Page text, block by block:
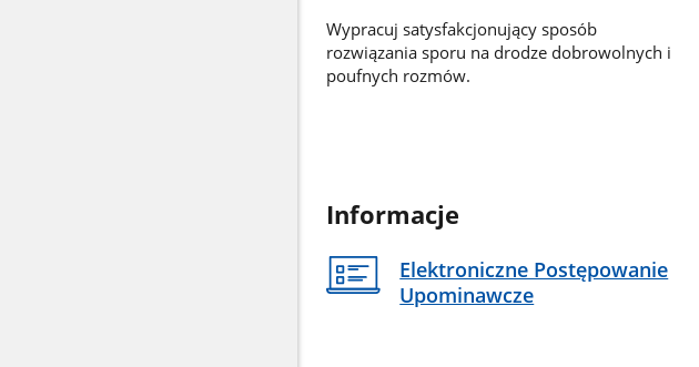
Wypracuj satysfakcjonujący sposób
rozwiązania sporu na drodze dobrowolnych i
poufnych rozmów.
Informacje
Elektroniczne Postępowanie
Upominawcze